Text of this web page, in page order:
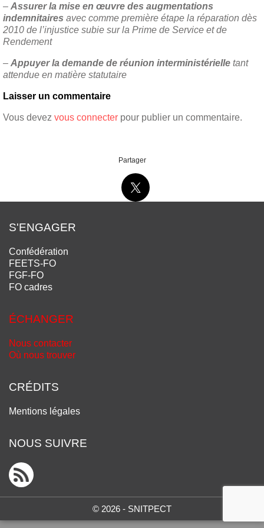
– Assurer la mise en œuvre des augmentations
indemnitaires avec comme première étape la réparation dès
2010 de l’injustice subie sur la Prime de Service et de
Rendement
– Appuyer la demande de réunion interministérielle tant
attendue en matière statutaire
Laisser un commentaire
Vous devez vous connecter pour publier un commentaire.
Partager
S'ENGAGER
Confédération
FEETS-FO
FGF-FO
FO cadres
ÉCHANGER
Nous contacter
Où nous trouver
CRÉDITS
Mentions légales
NOUS SUIVRE
© 2026 - SNITPECT